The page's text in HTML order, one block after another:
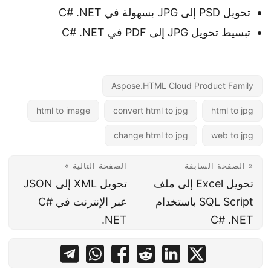
تحويل PSD إلى JPG بسهولة في C# .NET
تبسيط تحويل JPG إلى PDF في C# .NET
Aspose.HTML Cloud Product Family
html to jpg
convert html to jpg
html to image
web to jpg
change html to jpg
« الصفحة السابقة
تحويل Excel إلى ملف
SQL Script باستخدام
C# .NET
الصفحة التالية »
تحويل XML إلى JSON
عبر الإنترنت في C#
.NET